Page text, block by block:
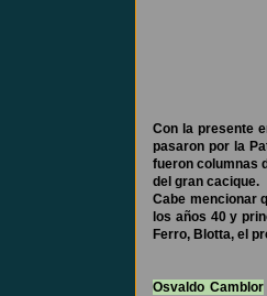
Con la presente
pasaron por la
fueron columnas
del gran cacique.
Cabe mencionar
los años 40 y
Ferro, Blotta, el
Osvaldo Camblor